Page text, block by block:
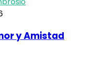
y Amistad